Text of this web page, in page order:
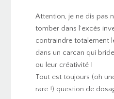
Attention, je ne dis pas
tomber dans l’excès
contraindre totalement
dans un carcan qui
ou leur créativité !
Tout est toujours (oh
rare !) question de